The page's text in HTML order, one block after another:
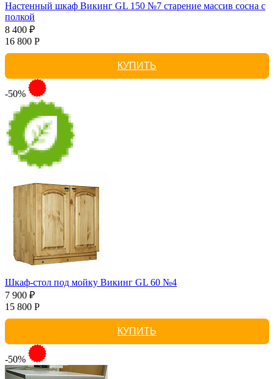
Настенный шкаф Викинг GL 150 №7 старение массив сосна с
полкой
8 400 ₽
16 800 Р
КУПИТЬ
-50%
Шкаф-стол под мойку Викинг GL 60 №4
7 900 ₽
15 800 Р
КУПИТЬ
-50%